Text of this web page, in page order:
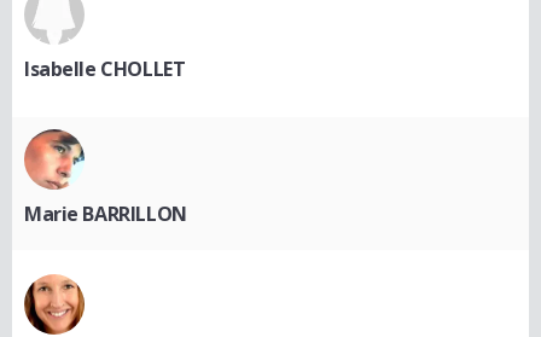
Isabelle CHOLLET
Marie BARRILLON